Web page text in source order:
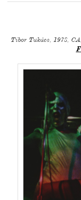
Tibor Takács, 1978,